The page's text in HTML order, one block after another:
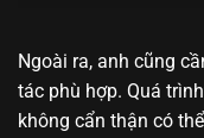
Ngoài ra, anh cũng
tác phù hợp. Quá
không cẩn thận có